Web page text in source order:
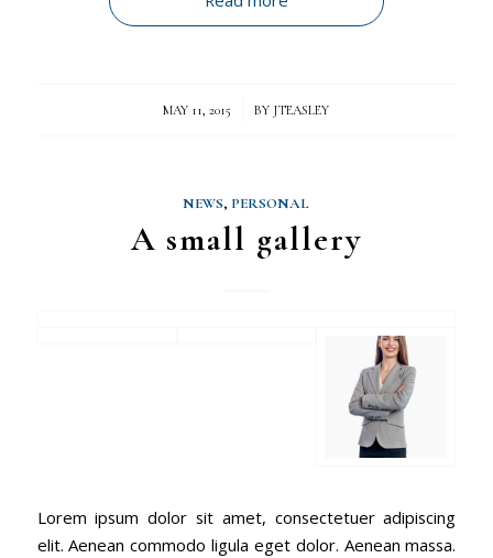
MAY 11, 2015
/ BY JTEASLEY
NEWS, PERSONAL
A small gallery
Lorem ipsum dolor sit amet, consectetuer adipiscing
elit. Aenean commodo ligula eget dolor. Aenean massa.